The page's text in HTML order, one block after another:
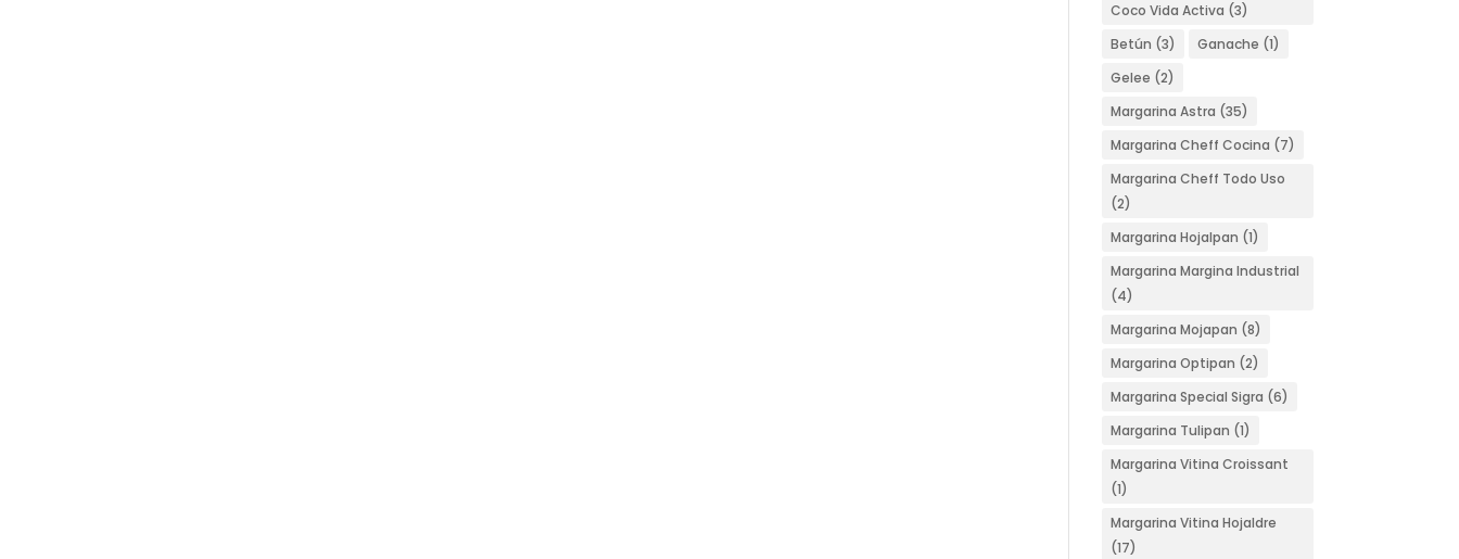
Coco Vida Activa (3)
Betún (3) Ganache (1)
Gelee (2)
Margarina Astra (35)
Margarina Cheff Cocina (7)
Margarina Cheff Todo Uso
(2)
Margarina Hojalpan (1)
Margarina Margina Industrial
(4)
Margarina Mojapan (8)
Margarina Optipan (2)
Margarina Special Sigra (6)
Margarina Tulipan (1)
Margarina Vitina Croissant
(1)
Margarina Vitina Hojaldre
(17)